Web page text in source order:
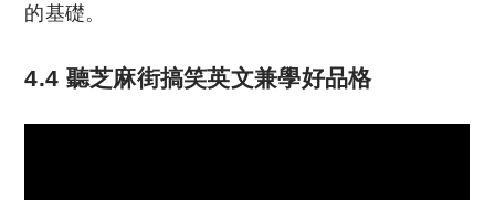
的基礎。
4.4 聽芝麻街搞笑英文兼學好品格